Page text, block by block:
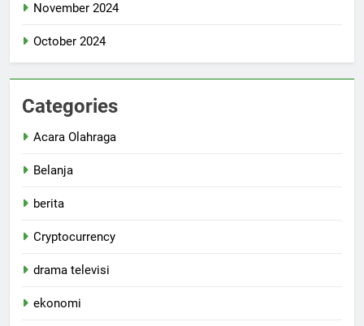
November 2024
October 2024
Categories
Acara Olahraga
Belanja
berita
Cryptocurrency
drama televisi
ekonomi